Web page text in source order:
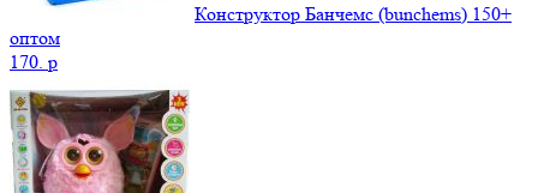
Конструктор Банчемс (bunchems) 150+
оптом
170. p